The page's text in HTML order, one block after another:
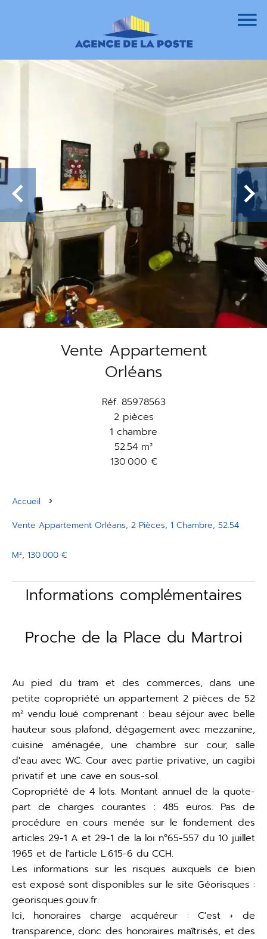
Vente Appartement
Orléans
Réf. 85978563
2 pièces
1 chambre
52.54 m²
130 000 €
Accueil
Vente Appartement Orléans, 2 Pièces, 1 Chambre, 52.54
M², 130 000 €
Informations complémentaires
Proche de la Place du Martroi
Au pied du tram et des commerces, dans une
petite copropriété un appartement 2 pièces de 52
m² vendu loué comprenant : beau séjour avec belle
hauteur sous plafond, dégagement avec mezzanine,
cuisine aménagée, une chambre sur cour, salle
d'eau avec WC. Cour avec partie privative, un cagibi
privatif et une cave en sous-sol.
Copropriété de 4 lots. Montant annuel de la quote-
part de charges courantes : 485 euros. Pas de
procédure en cours menée sur le fondement des
articles 29-1 A et 29-1 de la loi n°65-557 du 10 juillet
1965 et de l'article L.615-6 du CCH.
Les informations sur les risques auxquels ce bien
est exposé sont disponibles sur le site Géorisques :
georisques.gouv.fr.
Ici, honoraires charge acquéreur : C'est + de
transparence, donc des honoraires maîtrisés, et des